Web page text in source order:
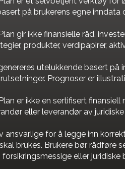
på brukerens egne inndata
gir ikke finansielle råd,
produkter, verdipapirer,
utelukkende basert
Prognoser er
er ikke en sertifisert
eller leverandør av juridiske
ansvarlige for å legge inn
brukes. Brukere bør rådføre
eller juridiske